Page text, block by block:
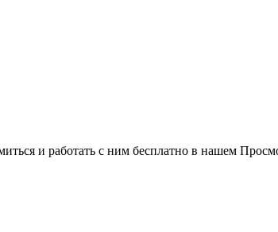
и работать с ним бесплатно в нашем